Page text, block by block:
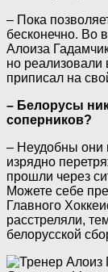
– Пока
бесконечно. Во
Алоиза
но реализовали
приписал на
– Белорусы
соперников?
– Неудобны они
изрядно
прошли через
Можете себе
Главного
расстреляли,
белорусской